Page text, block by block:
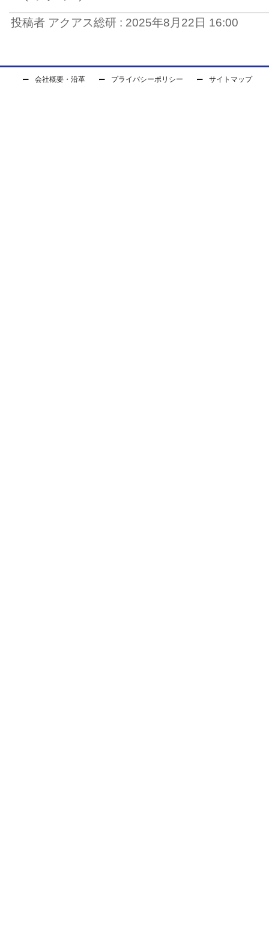
投稿者 アクアス総研 : 2025年8月22日 16:00
会社概要・沿革 プライバシーポリシー サイトマップ